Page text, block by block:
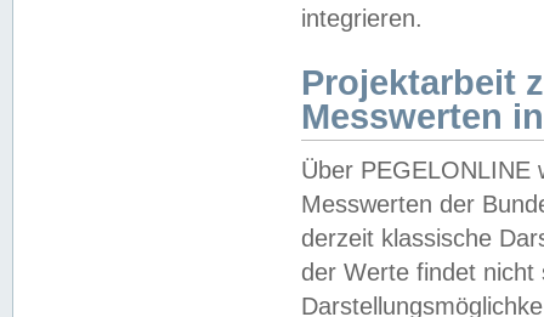
integrieren.
Projektarbeit
Messwerten
Über PEGELONLINE
Messwerten der
derzeit klassische
der Werte findet